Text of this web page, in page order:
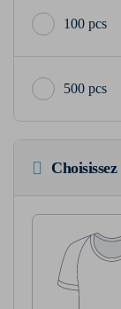
100 pcs
500 pcs